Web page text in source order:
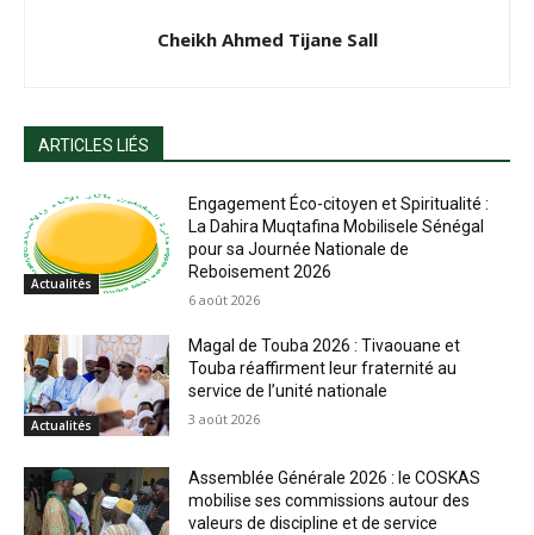
Cheikh Ahmed Tijane Sall
ARTICLES LIÉS
Actualités
Engagement Éco-citoyen et Spiritualité :
La Dahira Muqtafina Mobilisele Sénégal
pour sa Journée Nationale de
Reboisement 2026
6 août 2026
Actualités
Magal de Touba 2026 : Tivaouane et
Touba réaffirment leur fraternité au
service de l’unité nationale
3 août 2026
Assemblée Générale 2026 : le COSKAS
mobilise ses commissions autour des
valeurs de discipline et de service